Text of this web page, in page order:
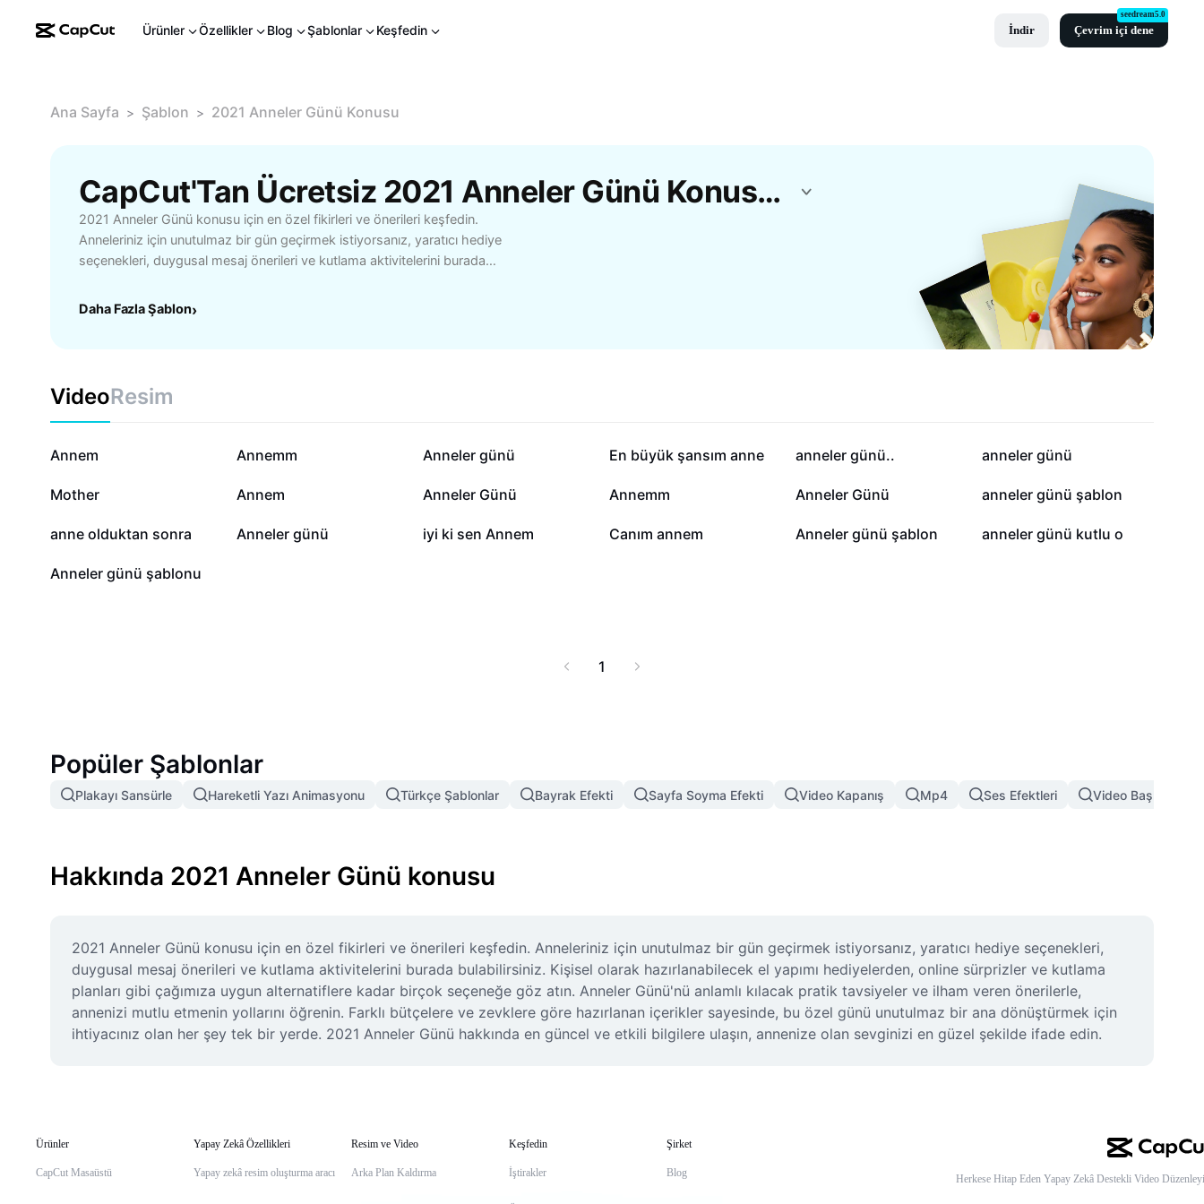
Ürünler Özellikler Blog Şablonlar Keşfedin İndir Çevrim içi dene
seedream5.0
Ana Sayfa > Şablon > 2021 Anneler Günü Konusu
CapCut'Tan Ücretsiz 2021 Anneler Günü Konusu Şablonları
2021 Anneler Günü konusu için en özel fikirleri ve önerileri keşfedin.
Anneleriniz için unutulmaz bir gün geçirmek istiyorsanız, yaratıcı hediye
seçenekleri, duygusal mesaj önerileri ve kutlama aktivitelerini burada
sürprizler ve kutlama planları gibi çağımıza uygun alternatiflere kadar birçok
seçeneğe göz atın. Anneler Günü'nü anlamlı kılacak pratik tavsiyeler ve ilham
dönüştürmek için ihtiyacınız olan her şey tek bir yerde. 2021 Anneler Günü
hakkında en güncel ve etkili bilgilere ulaşın, annenize olan sevginizi en güzel
şekilde ifade edin.
Daha Fazla Şablon›
VideoResim
82,1 B
Annem 37,3 B
Annemm 7 B
Anneler günü 5,4 B
En büyük şansım anne 1,3 B
anneler günü.. 1,3 B
anneler günü
1 B
Mother 556
Annem 379
Anneler Günü 334
Annemm 256
Anneler Günü 208
anneler günü şablon
187
anne olduktan sonra 167
Anneler günü 164
iyi ki sen Annem 149
Canım annem 147
Anneler günü şablon 100
anneler günü kutlu o
0
Anneler günü şablonu
1
Popüler Şablonlar
Plakayı Sansürle Hareketli Yazı Animasyonu Türkçe Şablonlar Bayrak Efekti Sayfa Soyma Efekti Video Kapanış Mp4 Ses Efektleri Video Başlangıç
Hakkında 2021 Anneler Günü konusu
2021 Anneler Günü konusu için en özel fikirleri ve önerileri keşfedin. Anneleriniz için unutulmaz bir gün geçirmek istiyorsanız, yaratıcı hediye seçenekleri,
duygusal mesaj önerileri ve kutlama aktivitelerini burada bulabilirsiniz. Kişisel olarak hazırlanabilecek el yapımı hediyelerden, online sürprizler ve kutlama
planları gibi çağımıza uygun alternatiflere kadar birçok seçeneğe göz atın. Anneler Günü'nü anlamlı kılacak pratik tavsiyeler ve ilham veren önerilerle,
annenizi mutlu etmenin yollarını öğrenin. Farklı bütçelere ve zevklere göre hazırlanan içerikler sayesinde, bu özel günü unutulmaz bir ana dönüştürmek için
ihtiyacınız olan her şey tek bir yerde. 2021 Anneler Günü hakkında en güncel ve etkili bilgilere ulaşın, annenize olan sevginizi en güzel şekilde ifade edin.
Ürünler
CapCut Masaüstü
Yapay Zekâ Özellikleri
Yapay zekâ resim oluşturma aracı
Resim ve Video
Arka Plan Kaldırma
Keşfedin
İştirakler
Şirket
Blog Herkese Hitap Eden Yapay Zekâ Destekli Video